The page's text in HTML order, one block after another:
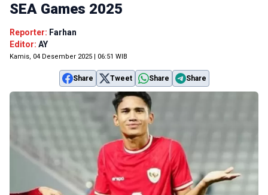
SEA Games 2025
Reporter: Farhan
Editor: AY
Kamis, 04 Desember 2025 | 06:51 WIB
Share Tweet Share Share